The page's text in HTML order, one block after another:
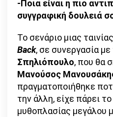
-Ποια είναι η πιο
συγγραφική δουλειά
Το σενάριο μιας
Back, σε συνεργασία με
Σπηλιόπουλο, που θα
Μανούσος
πραγματοποιήθηκε
την άλλη, είχε πάρει
μυθοπλασίας μεγάλου